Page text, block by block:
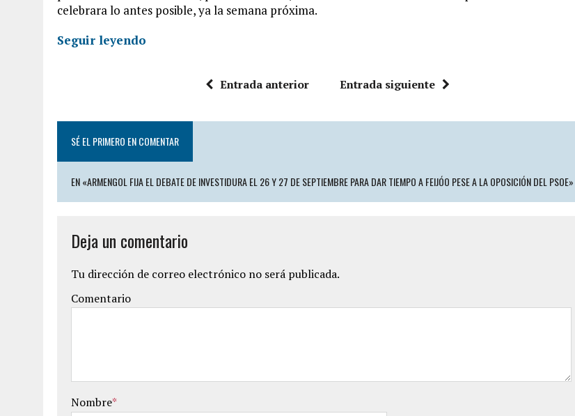
celebrara lo antes posible, ya la semana próxima.
Seguir leyendo
Entrada anterior Entrada siguiente
SÉ EL PRIMERO EN COMENTAR
EN «ARMENGOL FIJA EL DEBATE DE INVESTIDURA EL 26 Y 27 DE SEPTIEMBRE PARA DAR TIEMPO A FEIJÓO PESE A LA OPOSICIÓN DEL PSOE»
Deja un comentario
Tu dirección de correo electrónico no será publicada.
Comentario
Nombre*